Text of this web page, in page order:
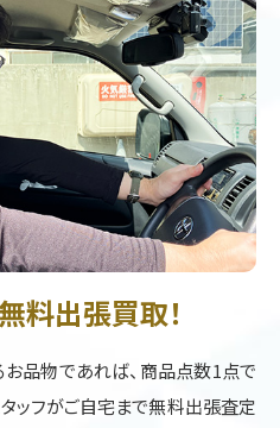
料出張買取！
品物であれば、商品点数1点で
ッフがご自宅まで無料出張査定